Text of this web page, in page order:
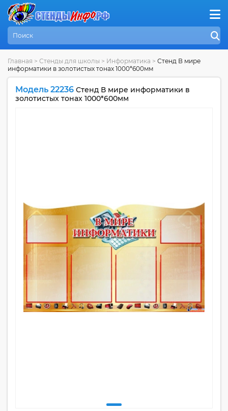
Главная > Стенды для школы > Информатика > Стенд В мире
информатики в золотистых тонах 1000*600мм
Модель 22236 Стенд В мире информатики в
золотистых тонах 1000*600мм